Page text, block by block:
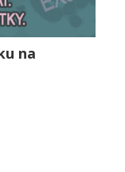
instagramu
na